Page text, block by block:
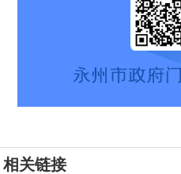
相关链接